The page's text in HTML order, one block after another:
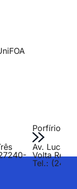
Porfírio
Av. Lucas
Volta
Tel.: (24)